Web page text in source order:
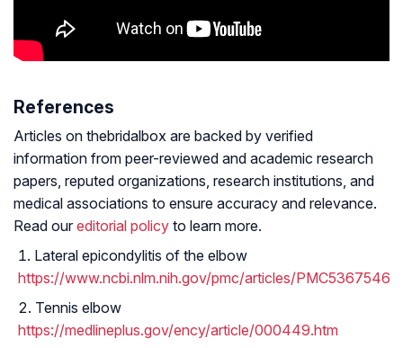
References
Articles on thebridalbox are backed by verified
information from peer-reviewed and academic research
papers, reputed organizations, research institutions, and
medical associations to ensure accuracy and relevance.
Read our editorial policy to learn more.
Lateral epicondylitis of the elbow
https://www.ncbi.nlm.nih.gov/pmc/articles/PMC5367546/
Tennis elbow
https://medlineplus.gov/ency/article/000449.htm